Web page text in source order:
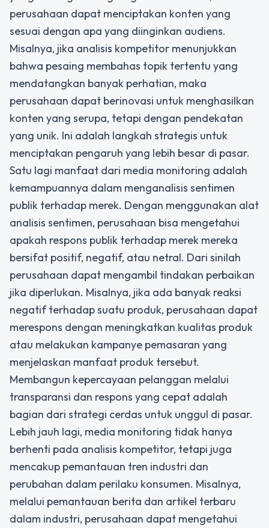
perusahaan dapat menciptakan konten yang
sesuai dengan apa yang diinginkan audiens.
Misalnya, jika analisis kompetitor menunjukkan
bahwa pesaing membahas topik tertentu yang
mendatangkan banyak perhatian, maka
perusahaan dapat berinovasi untuk menghasilkan
konten yang serupa, tetapi dengan pendekatan
yang unik. Ini adalah langkah strategis untuk
menciptakan pengaruh yang lebih besar di pasar.
Satu lagi manfaat dari media monitoring adalah
kemampuannya dalam menganalisis sentimen
publik terhadap merek. Dengan menggunakan alat
analisis sentimen, perusahaan bisa mengetahui
apakah respons publik terhadap merek mereka
bersifat positif, negatif, atau netral. Dari sinilah
perusahaan dapat mengambil tindakan perbaikan
jika diperlukan. Misalnya, jika ada banyak reaksi
negatif terhadap suatu produk, perusahaan dapat
merespons dengan meningkatkan kualitas produk
atau melakukan kampanye pemasaran yang
menjelaskan manfaat produk tersebut.
Membangun kepercayaan pelanggan melalui
transparansi dan respons yang cepat adalah
bagian dari strategi cerdas untuk unggul di pasar.
Lebih jauh lagi, media monitoring tidak hanya
berhenti pada analisis kompetitor, tetapi juga
mencakup pemantauan tren industri dan
perubahan dalam perilaku konsumen. Misalnya,
melalui pemantauan berita dan artikel terbaru
dalam industri, perusahaan dapat mengetahui